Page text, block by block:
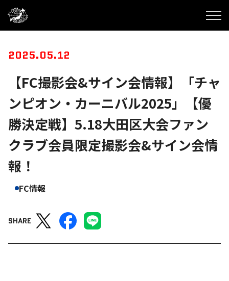
2025.05.12
【FC撮影会&サイン会情報】「チャ
ンピオン・カーニバル2025」【優
勝決定戦】5.18大田区大会ファン
クラブ会員限定撮影会&サイン会情
報！
FC情報
SHARE